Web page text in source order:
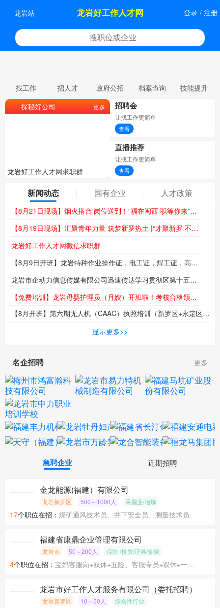
龙岩站 龙岩好工作人才网 登录 / 注册
政府公招
招聘会
让找工作更简单
查看
直播推荐
让找工作更简单
新闻动态 国有企业
【8月21日现场】烟火搭台 岗位送到！“福在闽西 职等你来”夜市专场招聘会火热来袭
龙岩好工作人才网微信求职群
【8月9日开班】龙岩特种作业操作证，电工证，焊工证，高空作业证，报名培训报名火热进行中...
【8月开班】第六期无人机（CAAC）执照培训（新罗区+永定区）同步热招中！低空时代来临，技能成就未来！
显示更多>>
名企招聘
急聘企业 近期招聘
金龙能源(福建）有限公司
龙岩新罗区 500～1000人 采掘业/冶炼
17个职位在招：煤矿通风技术员、井下安全员、测量技术员
福建省康鼎企业管理有限公司
龙岩市 50～200人 保险 /投资/证券/金融